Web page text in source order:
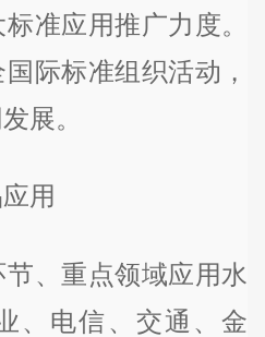
准应用推广力度。
际标准组织活动，
展。
用
节、重点领域应用水
、电信、交通、金